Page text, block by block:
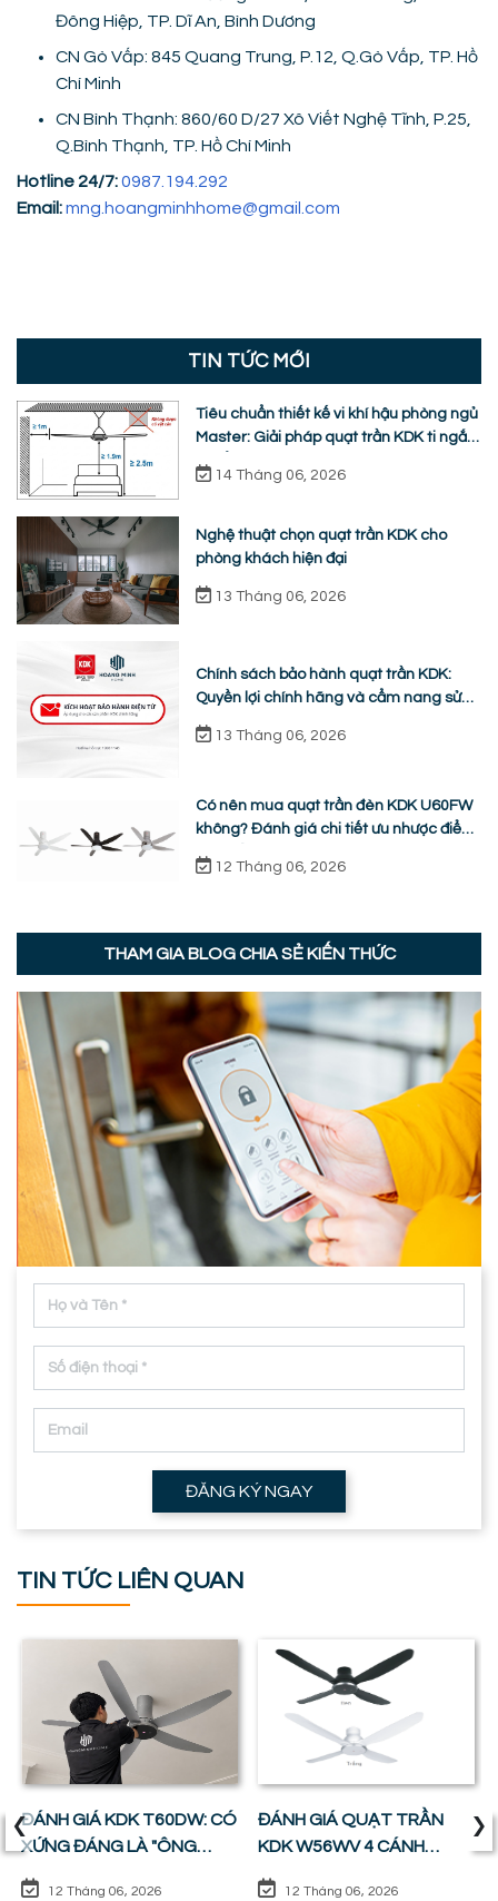
Đông Hiệp, TP. Dĩ An, Bình Dương
CN Gò Vấp: 845 Quang Trung, P.12, Q.Gò Vấp, TP. Hồ
Chí Minh
CN Bình Thạnh: 860/60 D/27 Xô Viết Nghệ Tĩnh, P.25,
Q.Bình Thạnh, TP. Hồ Chí Minh
Hotline 24/7:0987.194.292
Email:mng.hoangminhhome@gmail.com
TIN TỨC MỚI
Tiêu chuẩn thiết kế vi khí hậu phòng ngủ
Master: Giải pháp quạt trần KDK ti ngắn
chuẩn nhân trắc học
14 Tháng 06, 2026
Nghệ thuật chọn quạt trần KDK cho
phòng khách hiện đại
13 Tháng 06, 2026
Chính sách bảo hành quạt trần KDK:
Quyền lợi chính hãng và cẩm nang sửa
13 Tháng 06, 2026
Có nên mua quạt trần đèn KDK U60FW
không? Đánh giá chi tiết ưu nhược điểm
thực tế
12 Tháng 06, 2026
THAM GIA BLOG CHIA SẺ KIẾN THỨC
ĐĂNG KÝ NGAY
TIN TỨC LIÊN QUAN
ĐÁNH GIÁ KDK T60DW: CÓ
XỨNG ĐÁNG LÀ "ÔNG
VUA" PHÒNG KHÁCH ?
12 Tháng 06, 2026
ĐÁNH GIÁ QUẠT TRẦN
KDK W56WV 4 CÁNH
ĐỘNG CƠ DC: SỰ CÂN
12 Tháng 06, 2026
‹ ›